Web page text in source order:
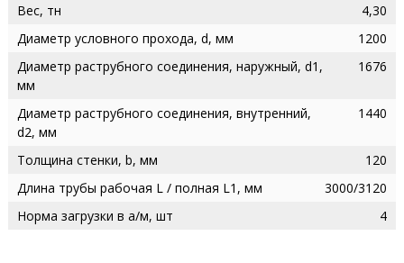
Вес, тн
4,30
Диаметр условного прохода, d, мм
1200
Диаметр раструбного соединения, наружный, d1,
мм
1676
Диаметр раструбного соединения, внутренний,
d2, мм
1440
Толщина стенки, b, мм
120
Длина трубы рабочая L / полная L1, мм
3000/3120
Норма загрузки в а/м, шт
4